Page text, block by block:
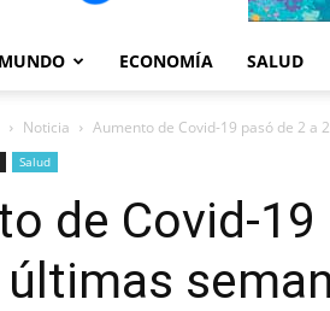
MUNDO ECONOMÍA SALUD
Noticia Aumento de Covid-19 pasó de 2 a
Salud
de Covid-19
últimas